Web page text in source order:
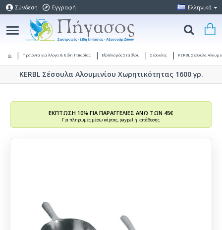
Σύνδεση Εγγραφή Ελληνικά
Προϊόντα για Άλογα & Είδη Ιππασίας Εξοπλισμός Στάβλου Σέσουλες KERBL Σέσουλα
KERBL Σέσουλα Αλουμινίου Χωρητικότητας 1600 γρ.
ΕΚΠΤΩΣΗ 10% ΓΙΑ ΠΑΡΑΓΓΕΛΙΕΣ ΑΝΩ ΤΩΝ 45€
Για πληρωμές μέσω κάρτας, paypal ή κατάθεσης